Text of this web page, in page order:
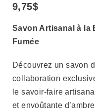
9,75$
Savon Artisanal à la
Fumée
Découvrez un savon
collaboration
le savoir-faire
et envoûtante